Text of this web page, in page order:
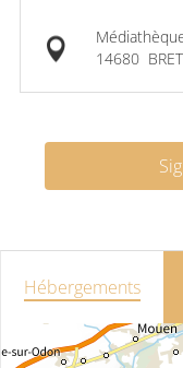
14680
Hébergements